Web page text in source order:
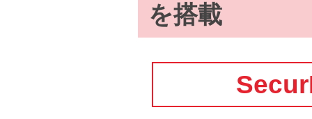
を搭載